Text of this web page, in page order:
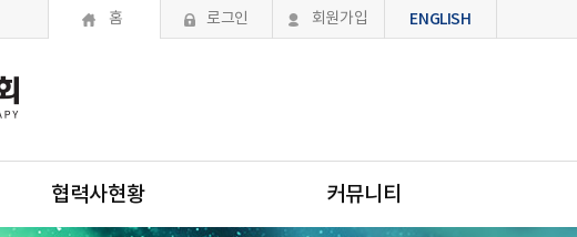
홈 로그인 회원가입 ENGLISH
협력사현황 커뮤니티